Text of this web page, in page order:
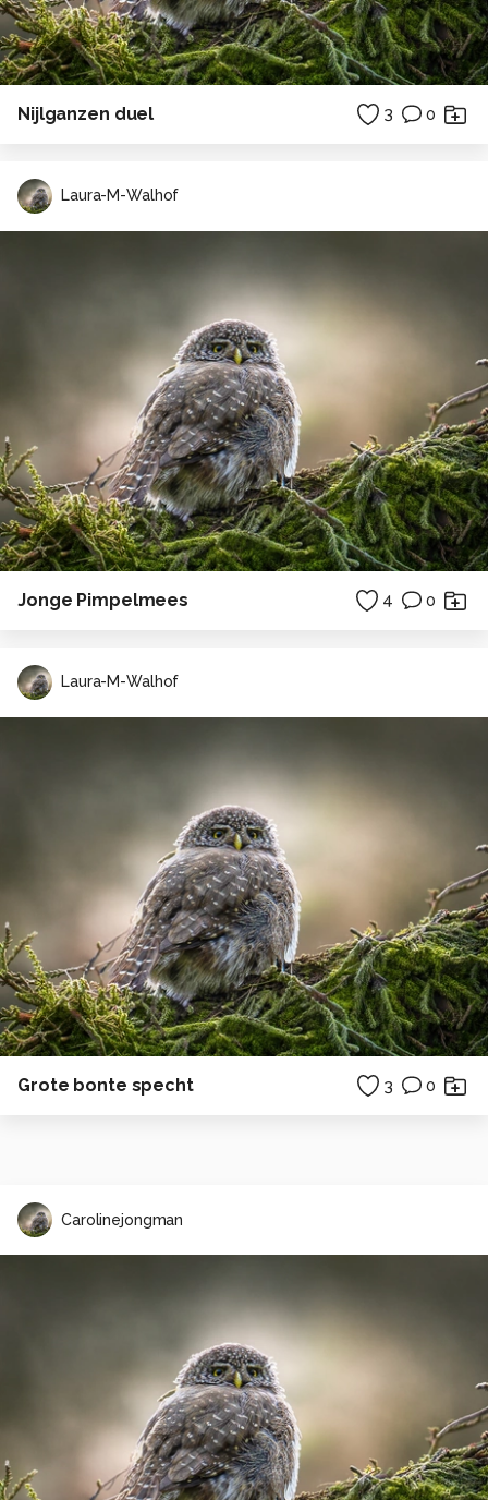
Nijlganzen duel 3 0
Laura-M-Walhof
Jonge Pimpelmees 4 0
Laura-M-Walhof
Grote bonte specht 3 0
Carolinejongman